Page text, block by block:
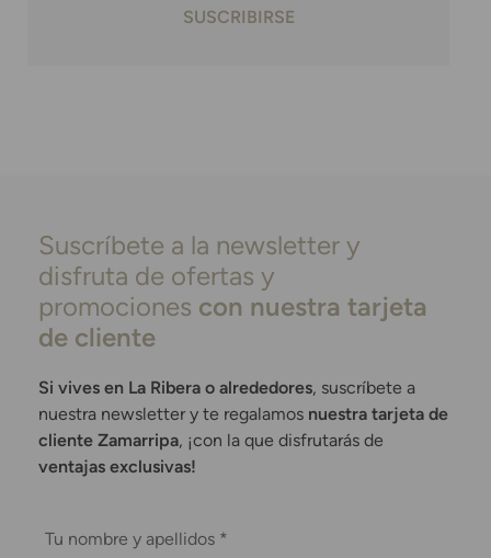
SUSCRIBIRSE
Suscríbete a la newsletter y
disfruta de ofertas y
promociones con nuestra tarjeta
de cliente
Si vives en La Ribera o alrededores, suscríbete a
nuestra newsletter y te regalamos nuestra tarjeta de
cliente Zamarripa, ¡con la que disfrutarás de
ventajas exclusivas!